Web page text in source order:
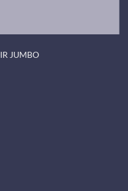
JUMBO